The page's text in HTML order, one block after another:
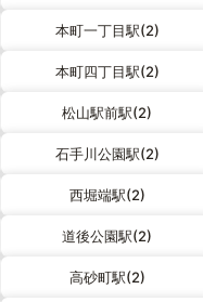
本町一丁目駅(2)
本町四丁目駅(2)
松山駅前駅(2)
石手川公園駅(2)
西堀端駅(2)
道後公園駅(2)
高砂町駅(2)